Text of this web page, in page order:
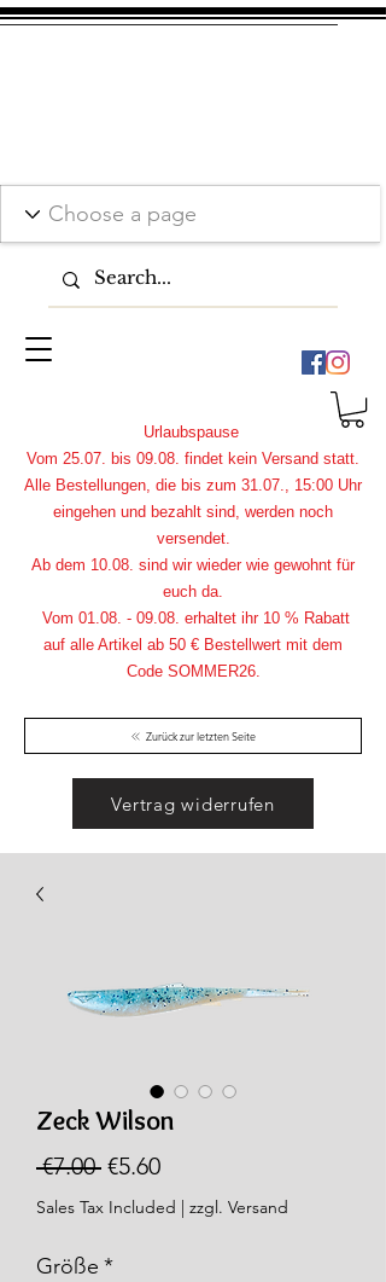
Zurück zur letzten Seite
Urlaubspause
Vom 25.07. bis 09.08. findet kein Versand statt.
Alle Bestellungen, die bis zum 31.07., 15:00 Uhr
eingehen und bezahlt sind, werden noch
versendet.
Ab dem 10.08. sind wir wieder wie gewohnt für
euch da.
Vom 01.08. - 09.08. erhaltet ihr 10 % Rabatt
auf alle Artikel ab 50 € Bestellwert mit dem
Code SOMMER26.
Vertrag widerrufen
Zeck Wilson
€7.00 Regular
Price
€5.60Sale
Price
Sales Tax Included | zzgl. Versand
Größe *